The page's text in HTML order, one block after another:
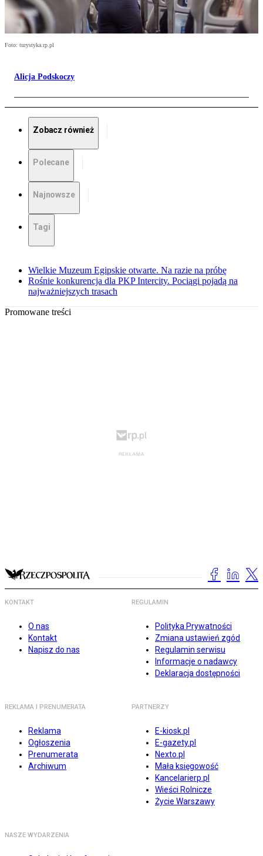
Foto: turystyka.rp.pl
Alicja Podskoczy
Zobacz również
Polecane
Najnowsze
Tagi
Wielkie Muzeum Egipskie otwarte. Na razie na próbę
Rośnie konkurencja dla PKP Intercity. Pociągi pojadą na
najważniejszych trasach
Promowane treści
KONTAKT
O nas
Kontakt
Napisz do nas
REGULAMIN
Polityka Prywatności
Zmiana ustawień zgód
Regulamin serwisu
Informacje o nadawcy
Deklaracja dostępności
REKLAMA I PRENUMERATA
Reklama
Ogłoszenia
Prenumerata
Archiwum
PARTNERZY
E-kiosk.pl
E-gazety.pl
Nexto.pl
Mała księgowość
Kancelarierp.pl
Wieści Rolnicze
Życie Warszawy
NASZE WYDARZENIA